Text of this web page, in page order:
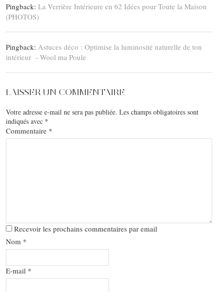
Pingback: La Verrière Intérieure en 62 Idées pour Toute la Maison
(PHOTOS)
Pingback: Astuces déco : Optimise la luminosité naturelle de ton
intérieur - Wool ma Poule
LAISSER UN COMMENTAIRE
Votre adresse e-mail ne sera pas publiée. Les champs obligatoires sont
indiqués avec *
Commentaire *
Recevoir les prochains commentaires par email
Nom *
E-mail *